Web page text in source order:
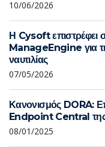
10/06/2026
Η Cysoft επιστρέφει
ManageEngine για
ναυτιλίας
07/05/2026
Κανονισμός DORA:
Endpoint Central
08/01/2025